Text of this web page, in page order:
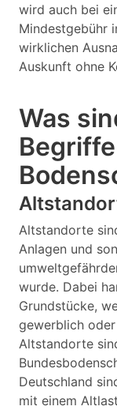
wird auch bei
Mindestgebühr
wirklichen
Auskunft ohne
Was
Altstandorte
Anlagen und
wurde. Dabei
Grundstücke,
gewerblich
Altstandorte
Deutschland
mit einem